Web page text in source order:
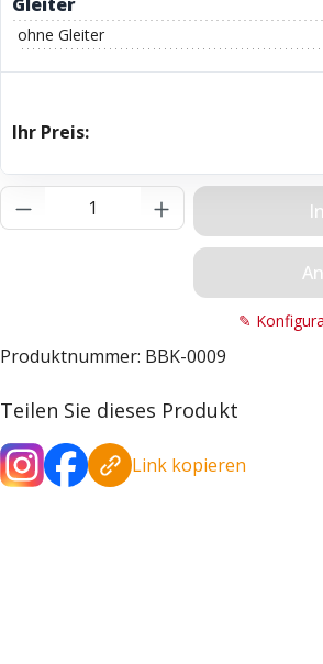
ohne Gleiter
Ihr Preis:
Produkt Anzahl: Gib den
✎
Produktnummer: BBK-0009
Teilen Sie dieses Produkt
Link kopieren